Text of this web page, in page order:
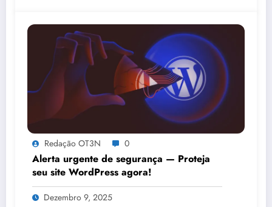
Redação OT3N 0
Alerta urgente de segurança — Proteja
seu site WordPress agora!
Dezembro 9, 2025